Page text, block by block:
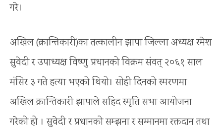
गरे।
अखिल (क्रान्तिकारी)का तत्कालीन झापा जिल्ला अध्यक्ष रमेश
सुवेदी र उपाध्यक्ष विष्णु प्रधानको विक्रम संवत् २०६१ साल
मंसिर ३ गते हत्या भएको थियो। सोही दिनको स्मरणमा
अखिल क्रान्तिकारी झापाले सहिद स्मृति सभा आयोजना
गरेको हो । सुवेदी र प्रधानको सम्झना र सम्मानमा रक्तदान तथा